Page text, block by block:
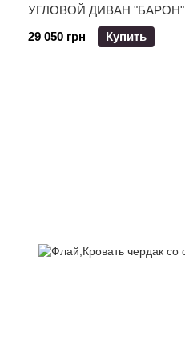
УГЛОВОЙ ДИВАН "БАРОН"
29 050 грн
Купить